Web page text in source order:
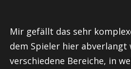
Mir gefällt das sehr
dem Spieler hier abverlangt
verschiedene Bereiche, in